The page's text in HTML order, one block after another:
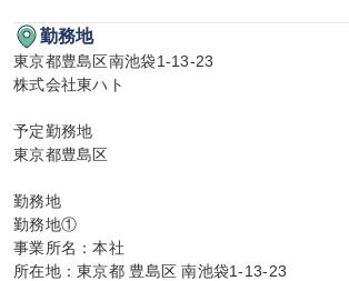
勤務地
東京都豊島区南池袋1-13-23
株式会社東ハト
予定勤務地
東京都豊島区
勤務地
勤務地①
事業所名：本社
所在地：東京都 豊島区 南池袋1-13-23